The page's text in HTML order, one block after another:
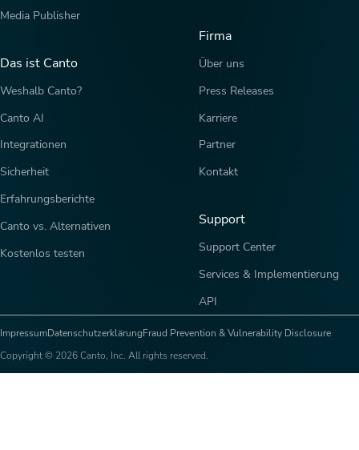
Media Publisher
Das ist Canto
Weshalb Canto?
Canto AI
Integrationen
Sicherheit
Erfahrungsberichte
Canto vs. Alternativen
Kostenlos testen
Firma
Über uns
Press Releases
Karriere
Partner
Kontakt
Support
Support Center
Services & Implementierung
API
ImpressumDatenschutzerklärungFraud Prevention & Vulnerability Disclosure
Copyright © 2026 Canto, Inc. All rights reserved.